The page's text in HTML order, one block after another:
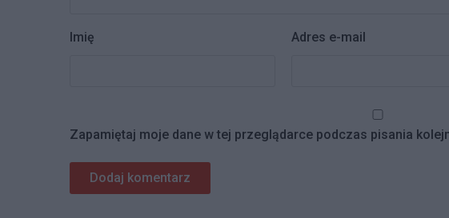
Imię Adres e-mail
Zapamiętaj moje dane w tej przeglądarce podczas pisania